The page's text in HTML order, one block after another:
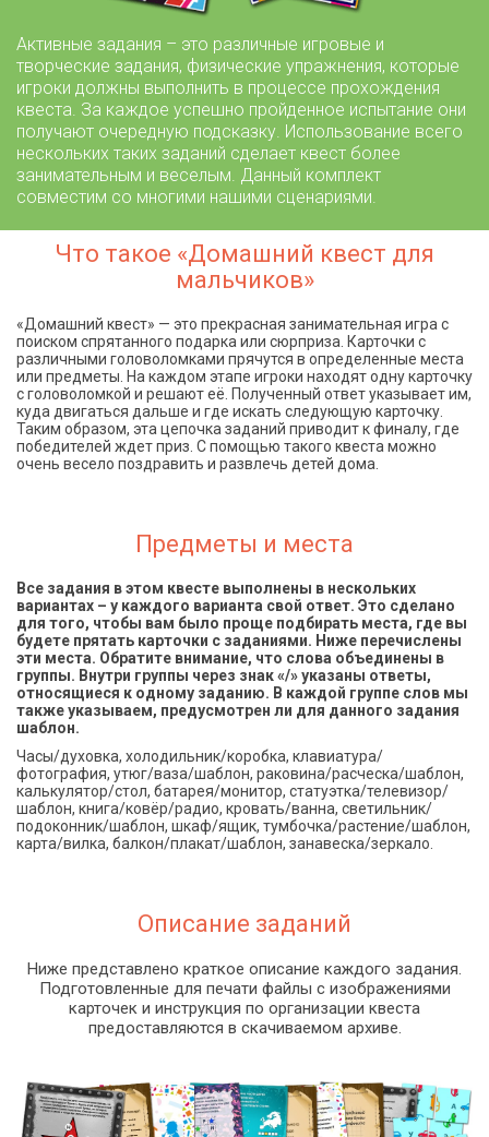
Активные задания – это различные игровые и
творческие задания, физические упражнения, которые
игроки должны выполнить в процессе прохождения
квеста. За каждое успешно пройденное испытание они
получают очередную подсказку. Использование всего
нескольких таких заданий сделает квест более
занимательным и веселым. Данный комплект
совместим со многими нашими сценариями.
Что такое «Домашний квест для
мальчиков»
«Домашний квест» — это прекрасная занимательная игра с
поиском спрятанного подарка или сюрприза. Карточки с
различными головоломками прячутся в определенные места
или предметы. На каждом этапе игроки находят одну карточку
с головоломкой и решают её. Полученный ответ указывает им,
куда двигаться дальше и где искать следующую карточку.
Таким образом, эта цепочка заданий приводит к финалу, где
победителей ждет приз. С помощью такого квеста можно
очень весело поздравить и развлечь детей дома.
Предметы и места
Все задания в этом квесте выполнены в нескольких
вариантах – у каждого варианта свой ответ. Это сделано
для того, чтобы вам было проще подбирать места, где вы
будете прятать карточки с заданиями. Ниже перечислены
эти места. Обратите внимание, что слова объединены в
группы. Внутри группы через знак «/» указаны ответы,
относящиеся к одному заданию. В каждой группе слов мы
также указываем, предусмотрен ли для данного задания
шаблон.
Часы/духовка, холодильник/коробка, клавиатура/
фотография, утюг/ваза/шаблон, раковина/расческа/шаблон,
калькулятор/стол, батарея/монитор, статуэтка/телевизор/
шаблон, книга/ковёр/радио, кровать/ванна, светильник/
подоконник/шаблон, шкаф/ящик, тумбочка/растение/шаблон,
карта/вилка, балкон/плакат/шаблон, занавеска/зеркало.
Описание заданий
Ниже представлено краткое описание каждого задания.
Подготовленные для печати файлы с изображениями
карточек и инструкция по организации квеста
предоставляются в скачиваемом архиве.